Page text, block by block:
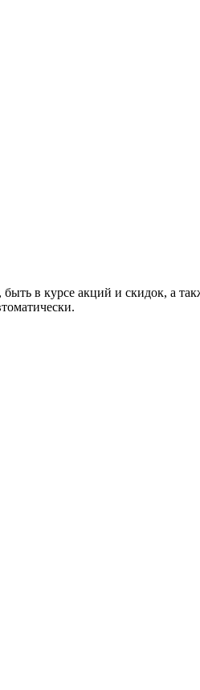
в курсе акций и скидок, а